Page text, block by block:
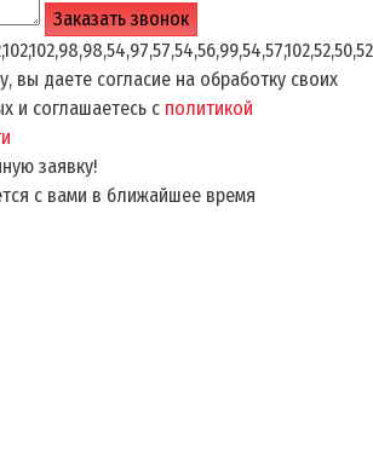
вы даете согласие на обработку своих
и соглашаетесь с политикой
заявку!
с вами в ближайшее время